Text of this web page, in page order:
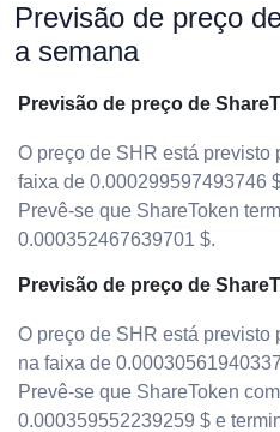
Previsão de preço
a semana
Previsão de preço de
O preço de SHR está previsto
faixa de 0.000299597493746
Prevê-se que ShareToken
0.000352467639701 $.
Previsão de preço de
O preço de SHR está previsto
na faixa de
Prevê-se que ShareToken
0.000359552239259 $ e